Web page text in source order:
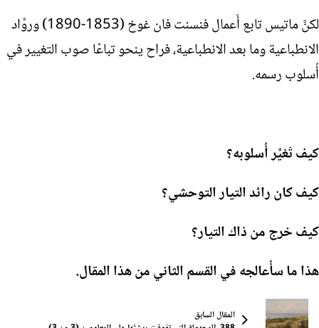
لكنَّ ماتيس تابع أَعمال فنسنت فان غوخ (1853-1890) وروَّاد
الانطباعية وما بعد الانطباعية، فراح ينحو تباعًا صوب التغيير في
أُسلوب رسمه.
كيف تَغيَّر أُسلوبه؟
كيف كان رائد التيار التوحشي؟
كيف خرج من ذاك التيار؟
هذا ما سأُعالجه في القسم الثاني من هذا المقال.
المقال السابق